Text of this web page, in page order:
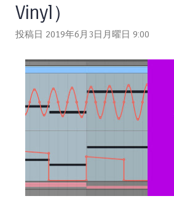
Vinyl）
投稿日 2019年6月3日月曜日 9:00